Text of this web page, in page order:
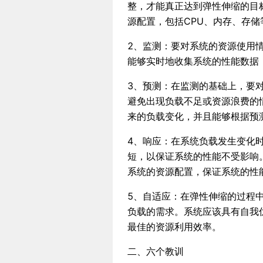
整，才能真正达到弹性伸缩的
源配置，包括CPU、内存、存储
2、监测：要对系统的资源使用
能够实时地收集系统的性能数
3、预测：在监测的基础上，要
避免出现负载不足或资源浪费
来的负载变化，并且能够根据
4、响应：在系统负载发生变化
短，以保证系统的性能不受影
系统的资源配置，保证系统的性
5、自适应：在弹性伸缩的过程
负载的需求。系统应该具有自
最佳的资源利用效率。
二、六个教训